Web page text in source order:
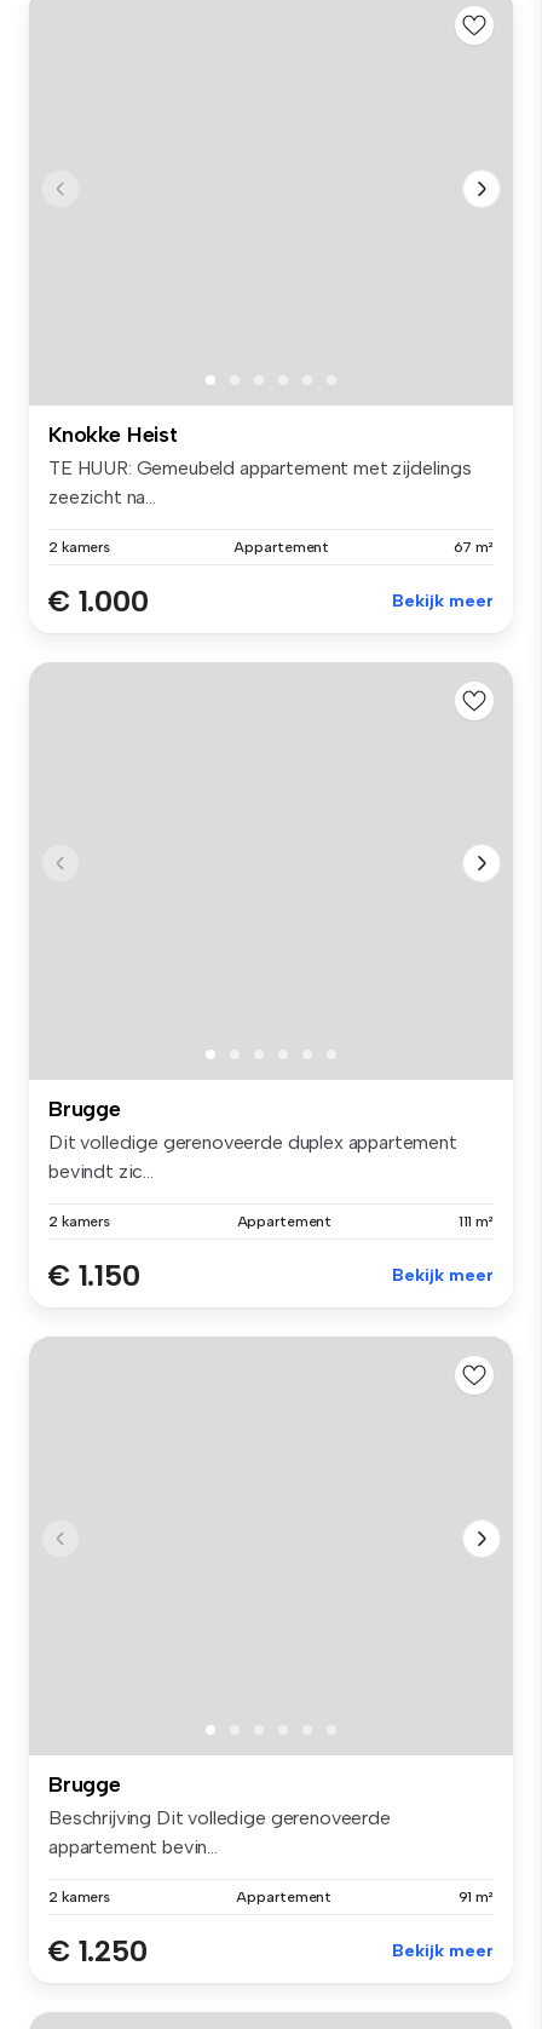
Knokke Heist
TE HUUR: Gemeubeld appartement met zijdelings
zeezicht na...
2 kamers Appartement 67 m²
€ 1.000 Bekijk meer
Brugge
Dit volledige gerenoveerde duplex appartement
bevindt zic...
2 kamers Appartement 111 m²
€ 1.150 Bekijk meer
Brugge
Beschrijving Dit volledige gerenoveerde
appartement bevin...
2 kamers Appartement 91 m²
€ 1.250 Bekijk meer